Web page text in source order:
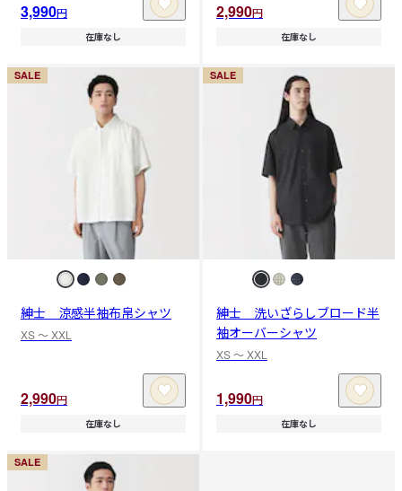
3,990円
在庫なし
2,990円
在庫なし
SALE
紳士 涼感半袖布帛シャツ
XS 〜 XXL
2,990円
在庫なし
SALE
紳士 洗いざらしブロード半
袖オーバーシャツ
XS 〜 XXL
1,990円
在庫なし
SALE